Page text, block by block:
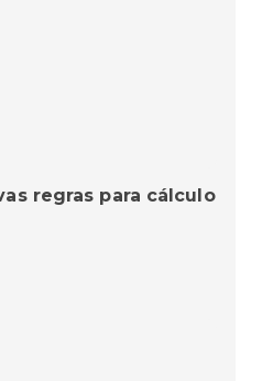
regras para cálculo